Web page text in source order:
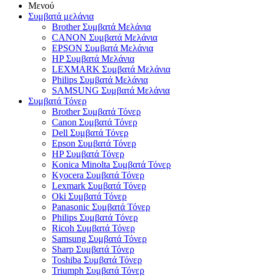
Μενού
Συμβατά μελάνια
Brother Συμβατά Μελάνια
CANON Συμβατά Μελάνια
EPSON Συμβατά Μελάνια
HP Συμβατά Μελάνια
LEXMARK Συμβατά Μελάνια
Philips Συμβατά Μελάνια
SAMSUNG Συμβατά Μελάνια
Συμβατά Τόνερ
Brother Συμβατά Τόνερ
Canon Συμβατά Τόνερ
Dell Συμβατά Τόνερ
Epson Συμβατά Τόνερ
HP Συμβατά Τόνερ
Konica Minolta Συμβατά Τόνερ
Kyocera Συμβατά Τόνερ
Lexmark Συμβατά Τόνερ
Oki Συμβατά Τόνερ
Panasonic Συμβατά Τόνερ
Philips Συμβατά Τόνερ
Ricoh Συμβατά Τόνερ
Samsung Συμβατά Τόνερ
Sharp Συμβατά Τόνερ
Toshiba Συμβατά Τόνερ
Triumph Συμβατά Τόνερ